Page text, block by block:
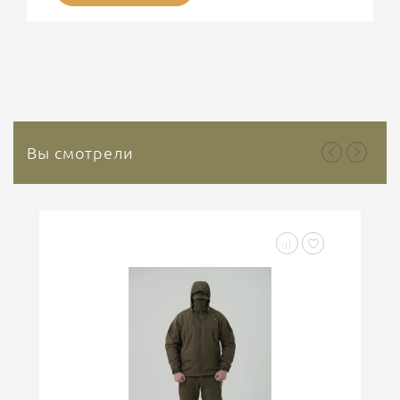
Вы смотрели